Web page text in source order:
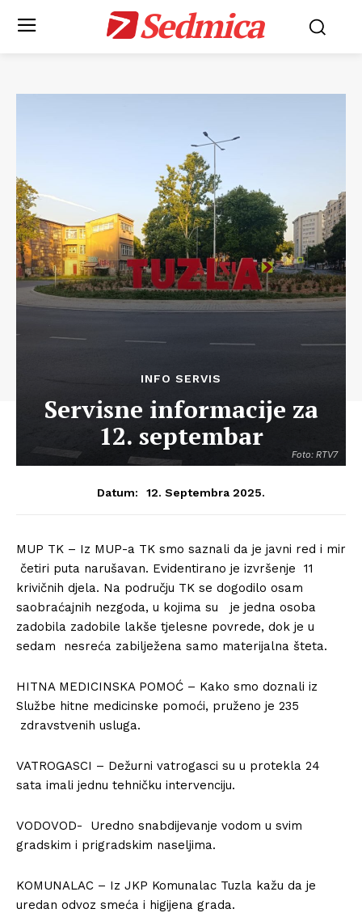
Sedmica
Foto: RTV7
INFO SERVIS
Servisne informacije za
12. septembar
Datum: 12. Septembra 2025.
MUP TK – Iz MUP-a TK smo saznali da je javni red i mir
četiri puta narušavan. Evidentirano je izvršenje 11
krivičnih djela. Na području TK se dogodilo osam
saobraćajnih nezgoda, u kojima su je jedna osoba
zadobila zadobile lakše tjelesne povrede, dok je u
sedam nesreća zabilježena samo materijalna šteta.
HITNA MEDICINSKA POMOĆ – Kako smo doznali iz
Službe hitne medicinske pomoći, pruženo je 235
zdravstvenih usluga.
VATROGASCI – Dežurni vatrogasci su u protekla 24
sata imali jednu tehničku intervenciju.
VODOVOD- Uredno snabdijevanje vodom u svim
gradskim i prigradskim naseljima.
KOMUNALAC – Iz JKP Komunalac Tuzla kažu da je
uredan odvoz smeća i higijena grada.